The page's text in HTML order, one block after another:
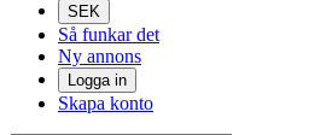
SEK
Så funkar det
Ny annons
Logga in
Skapa konto